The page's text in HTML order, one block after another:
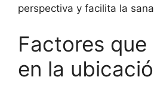
perspectiva y facilita la
Factores que
en la